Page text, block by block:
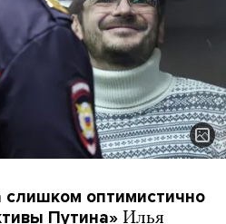
слишком оптимистично
Путина» Илья